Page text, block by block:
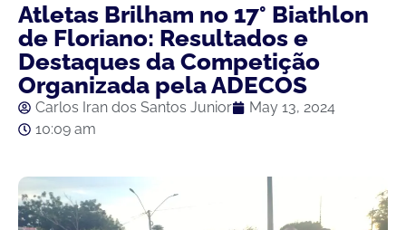
Atletas Brilham no 17° Biathlon
de Floriano: Resultados e
Destaques da Competição
Organizada pela ADECOS
Carlos Iran dos Santos Junior
May 13, 2024
10:09 am